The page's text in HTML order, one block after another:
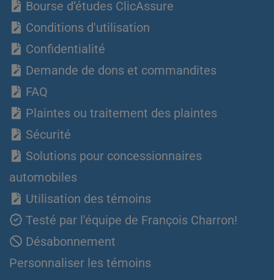
Bourse d’études ClicAssure
Conditions d'utilisation
Confidentialité
Demande de dons et commandites
FAQ
Plaintes ou traitement des plaintes
Sécurité
Solutions pour concessionnaires
automobiles
Utilisation des témoins
Testé par l'équipe de François Charron!
Désabonnement
Personnaliser les témoins